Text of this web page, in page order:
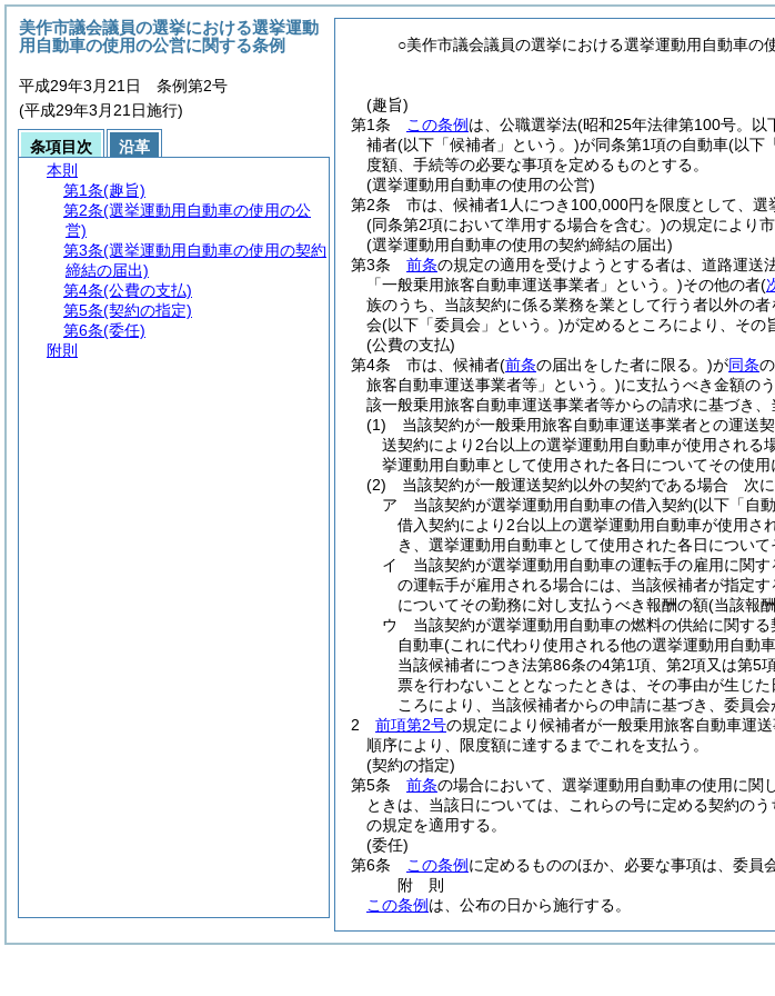
○美作市議会議員の選挙における選挙運動用自動車の
(趣旨)
第1条
この条例 は、公職選挙法(昭和25年法律第100号。以
補者(以下「候補者」という。)が同条第1項の自動車(以下
度額、手続等の必要な事項を定めるものとする。
(選挙運動用自動車の使用の公営)
第2条
市は、候補者1人につき100,000円を限度として、選
(同条第2項において準用する場合を含む。)の規定により
(選挙運動用自動車の使用の契約締結の届出)
第3条
前条の規定の適用を受けようとする者は、道路運送
「一般乗用旅客自動車運送事業者」という。)その他の者(
族のうち、当該契約に係る業務を業として行う者以外の者
会(以下「委員会」という。)が定めるところにより、その
(公費の支払)
第4条
市は、候補者(前条の届出をした者に限る。)が同条
旅客自動車運送事業者等」という。)に支払うべき金額のう
該一般乗用旅客自動車運送事業者等からの請求に基づき
(1)
当該契約が一般乗用旅客自動車運送事業者との運送
送契約により2台以上の選挙運動用自動車が使用され
挙運動用自動車として使用された各日についてその使
(2)
当該契約が一般運送契約以外の契約である場合 次
ア
当該契約が選挙運動用自動車の借入契約(以下「自
借入契約により2台以上の選挙運動用自動車が使用
き、選挙運動用自動車として使用された各日につい
イ
当該契約が選挙運動用自動車の運転手の雇用に関
の運転手が雇用される場合には、当該候補者が指定
についてその勤務に対し支払うべき報酬の額(当該報
ウ
当該契約が選挙運動用自動車の燃料の供給に関す
自動車(これに代わり使用される他の選挙運動用自動
当該候補者につき法第86条の4第1項、第2項又は第5
票を行わないこととなったときは、その事由が生じた
ころにより、当該候補者からの申請に基づき、委員
2
前項第2号の規定により候補者が一般乗用旅客自動車運
順序により、限度額に達するまでこれを支払う。
(契約の指定)
第5条
前条の場合において、選挙運動用自動車の使用に関
ときは、当該日については、これらの号に定める契約の
の規定を適用する。
(委任)
第6条
この条例 に定めるもののほか、必要な事項は、委員
附 則
この条例 は、公布の日から施行する。
美作市議会議員の選挙における選挙運動
用自動車の使用の公営に関する条例
平成29年3月21日 条例第2号
(平成29年3月21日施行)
条項目次
沿革
本則
第1条(趣旨)
第2条(選挙運動用自動車の使用の公
営)
第3条(選挙運動用自動車の使用の契約
締結の届出)
第4条(公費の支払)
第5条(契約の指定)
第6条(委任)
附則